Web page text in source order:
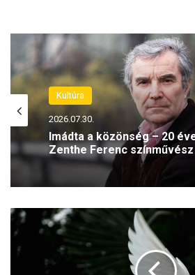
Kultúra
2026.07.30.
Imádta a közönség – 20
Zenthe Ferenc színművész
M
o